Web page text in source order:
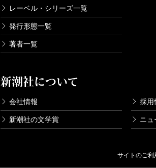
レーベル・シリーズ一覧
発行形態一覧
著者一覧
新潮社について
会社情報 採用
新潮社の文学賞 ニュ
サイトのご利